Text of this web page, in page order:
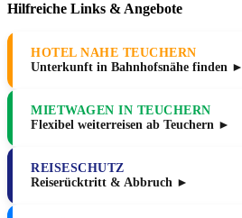
Hilfreiche Links & Angebote
HOTEL NAHE TEUCHERN
Unterkunft in Bahnhofsnähe finden ►
MIETWAGEN IN TEUCHERN
Flexibel weiterreisen ab Teuchern ►
REISESCHUTZ
Reiserücktritt & Abbruch ►